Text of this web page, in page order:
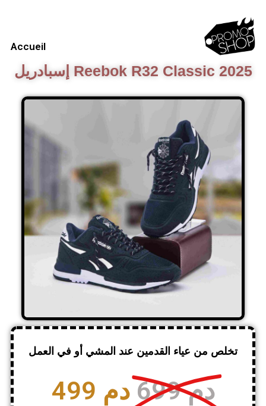
Accueil​
إسبادريل Reebok R32 Classic 2025
تخلص من عياء القدمين عند المشي أو في العمل
499 دم 699 دم